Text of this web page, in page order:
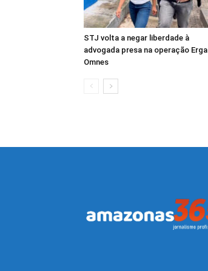
STJ volta a negar liberdade à
advogada presa na operação Erga
Omnes